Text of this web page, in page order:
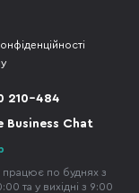
210-484
Business Chat
працює по буднях з
та у вихідні з 9:00